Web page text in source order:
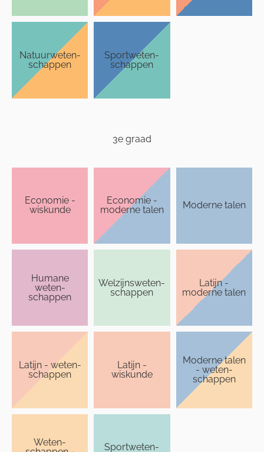
Natuurweten­
schappen
Sport­weten­
schappen
3e graad
Economie -
wiskunde
Economie -
moderne talen
Moderne talen
Humane
weten­
schappen
Welzijns­weten­
schappen
Latijn -
moderne talen
Latijn - weten­
schappen
Latijn -
wiskunde
Moderne talen
- weten­
schappen
Weten­
Sport­weten­